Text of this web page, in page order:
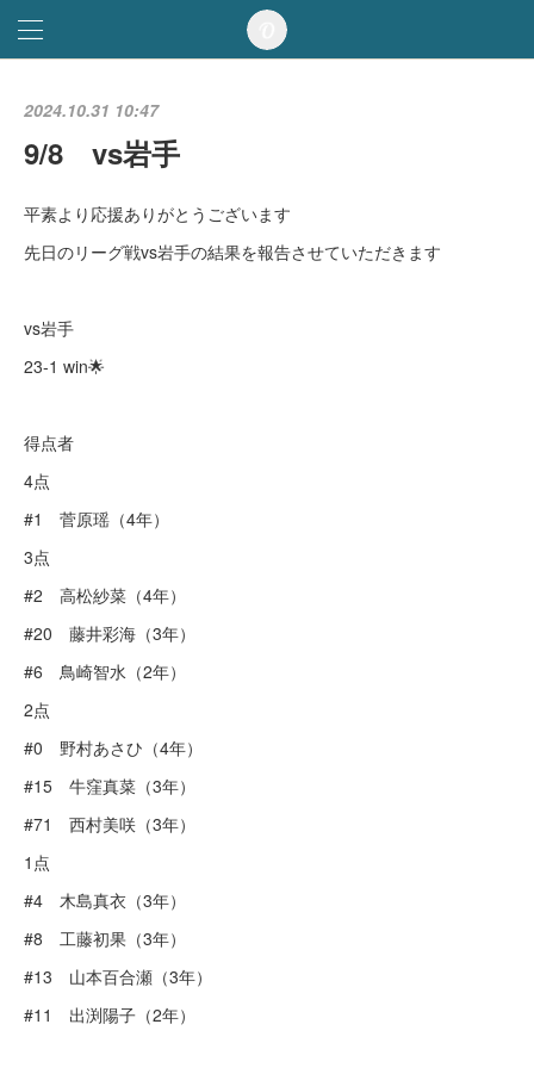
2024.10.31 10:47
9/8 vs岩手
平素より応援ありがとうございます
先日のリーグ戦vs岩手の結果を報告させていただきます
vs岩手
23-1 win🌟
得点者
4点
#1 菅原瑶（4年）
3点
#2 高松紗菜（4年）
#20 藤井彩海（3年）
#6 鳥崎智水（2年）
2点
#0 野村あさひ（4年）
#15 牛窪真菜（3年）
#71 西村美咲（3年）
1点
#4 木島真衣（3年）
#8 工藤初果（3年）
#13 山本百合瀬（3年）
#11 出渕陽子（2年）